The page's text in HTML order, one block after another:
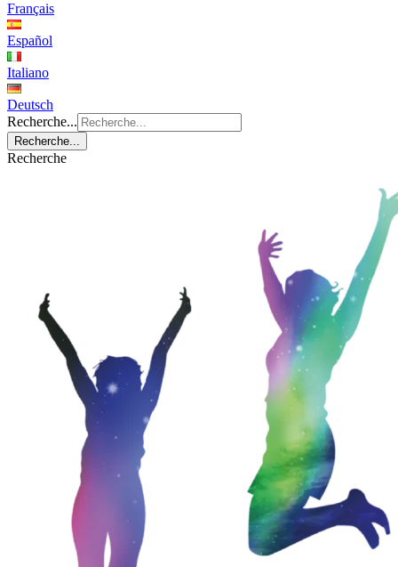
Français
Español
Italiano
Deutsch
Recherche...
Recherche...
Recherche